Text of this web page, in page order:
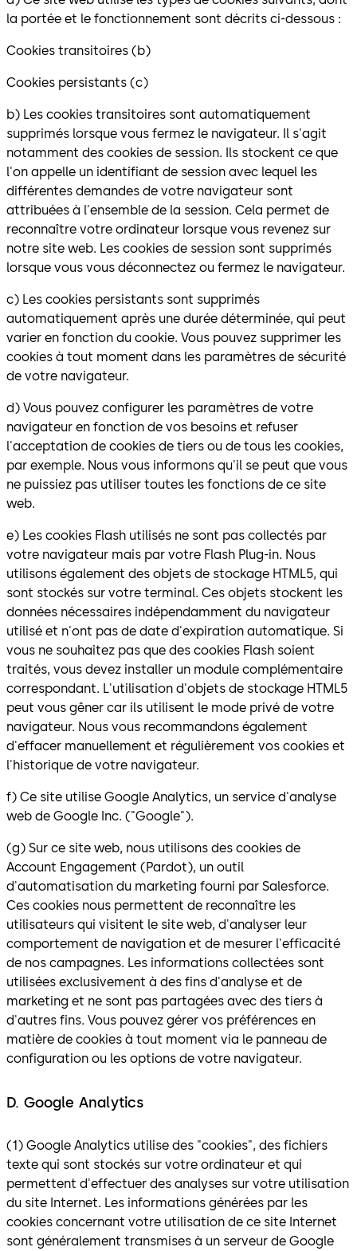
la portée et le fonctionnement sont décrits ci-dessous :
Cookies transitoires (b)
Cookies persistants (c)
b) Les cookies transitoires sont automatiquement
supprimés lorsque vous fermez le navigateur. Il s'agit
notamment des cookies de session. Ils stockent ce que
l'on appelle un identifiant de session avec lequel les
différentes demandes de votre navigateur sont
attribuées à l'ensemble de la session. Cela permet de
reconnaître votre ordinateur lorsque vous revenez sur
notre site web. Les cookies de session sont supprimés
lorsque vous vous déconnectez ou fermez le navigateur.
c) Les cookies persistants sont supprimés
automatiquement après une durée déterminée, qui peut
varier en fonction du cookie. Vous pouvez supprimer les
cookies à tout moment dans les paramètres de sécurité
de votre navigateur.
d) Vous pouvez configurer les paramètres de votre
navigateur en fonction de vos besoins et refuser
l'acceptation de cookies de tiers ou de tous les cookies,
par exemple. Nous vous informons qu'il se peut que vous
ne puissiez pas utiliser toutes les fonctions de ce site
web.
e) Les cookies Flash utilisés ne sont pas collectés par
votre navigateur mais par votre Flash Plug-in. Nous
utilisons également des objets de stockage HTML5, qui
sont stockés sur votre terminal. Ces objets stockent les
données nécessaires indépendamment du navigateur
utilisé et n'ont pas de date d'expiration automatique. Si
vous ne souhaitez pas que des cookies Flash soient
traités, vous devez installer un module complémentaire
correspondant. L'utilisation d'objets de stockage HTML5
peut vous gêner car ils utilisent le mode privé de votre
navigateur. Nous vous recommandons également
d'effacer manuellement et régulièrement vos cookies et
l'historique de votre navigateur.
f) Ce site utilise Google Analytics, un service d'analyse
web de Google Inc. ("Google").
(g) Sur ce site web, nous utilisons des cookies de
Account Engagement (Pardot), un outil
d'automatisation du marketing fourni par Salesforce.
Ces cookies nous permettent de reconnaître les
utilisateurs qui visitent le site web, d'analyser leur
comportement de navigation et de mesurer l'efficacité
de nos campagnes. Les informations collectées sont
utilisées exclusivement à des fins d'analyse et de
marketing et ne sont pas partagées avec des tiers à
d'autres fins. Vous pouvez gérer vos préférences en
matière de cookies à tout moment via le panneau de
configuration ou les options de votre navigateur.
D. Google Analytics
(1) Google Analytics utilise des "cookies", des fichiers
texte qui sont stockés sur votre ordinateur et qui
permettent d'effectuer des analyses sur votre utilisation
du site Internet. Les informations générées par les
cookies concernant votre utilisation de ce site Internet
sont généralement transmises à un serveur de Google